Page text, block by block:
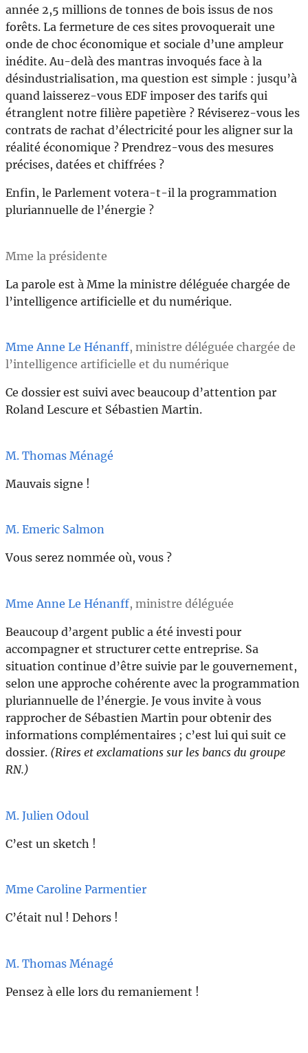
année 2,5 millions de tonnes de bois issus de nos
forêts. La fermeture de ces sites provoquerait une
onde de choc économique et sociale d’une ampleur
inédite. Au-delà des mantras invoqués face à la
désindustrialisation, ma question est simple : jusqu’à
quand laisserez-vous EDF imposer des tarifs qui
étranglent notre filière papetière ? Réviserez-vous les
contrats de rachat d’électricité pour les aligner sur la
réalité économique ? Prendrez-vous des mesures
précises, datées et chiffrées ?
Enfin, le Parlement votera-t-il la programmation
pluriannuelle de l’énergie ?
Mme la présidente
La parole est à Mme la ministre déléguée chargée de
l’intelligence artificielle et du numérique.
Mme Anne Le Hénanff, ministre déléguée chargée de
l’intelligence artificielle et du numérique
Ce dossier est suivi avec beaucoup d’attention par
Roland Lescure et Sébastien Martin.
M. Thomas Ménagé
Mauvais signe !
M. Emeric Salmon
Vous serez nommée où, vous ?
Mme Anne Le Hénanff, ministre déléguée
Beaucoup d’argent public a été investi pour
accompagner et structurer cette entreprise. Sa
situation continue d’être suivie par le gouvernement,
selon une approche cohérente avec la programmation
pluriannuelle de l’énergie. Je vous invite à vous
rapprocher de Sébastien Martin pour obtenir des
informations complémentaires ; c’est lui qui suit ce
dossier. (Rires et exclamations sur les bancs du groupe
RN.)
M. Julien Odoul
C’est un sketch !
Mme Caroline Parmentier
C’était nul ! Dehors !
M. Thomas Ménagé
Pensez à elle lors du remaniement !